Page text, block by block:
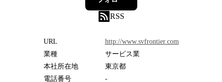
RSS
URL
http://www.svfrontier.com
業種
サービス業
本社所在地
東京都
電話番号
-